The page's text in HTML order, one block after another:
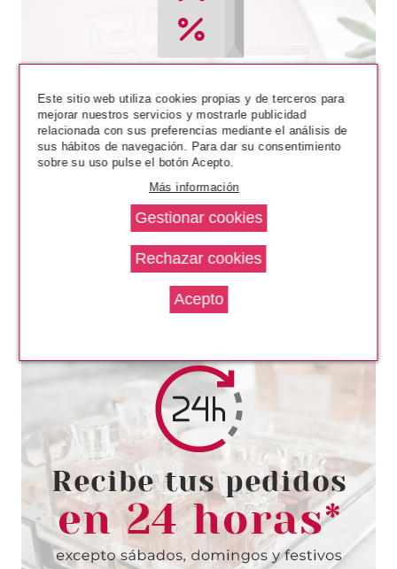
ARDELL KIT INICIACION
104.95€
ARDELL
ARDELL REMY LASH 775
PESTAÑAS POSTIZAS BLACK
desde
8.53€
Este sitio web utiliza cookies propias y de terceros para
mejorar nuestros servicios y mostrarle publicidad
relacionada con sus preferencias mediante el análisis de
sus hábitos de navegación. Para dar su consentimiento
sobre su uso pulse el botón Acepto.
Más información